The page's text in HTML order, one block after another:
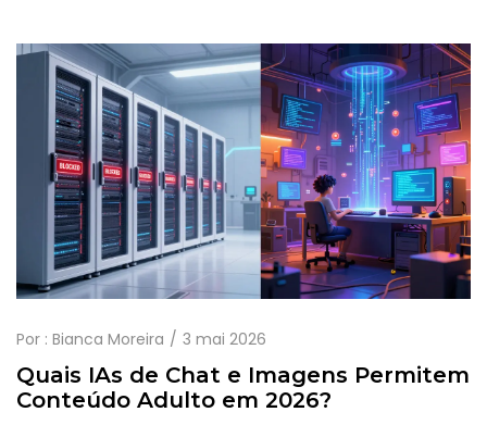
Por : Bianca Moreira 3 mai 2026
Quais IAs de Chat e Imagens Permitem
Conteúdo Adulto em 2026?